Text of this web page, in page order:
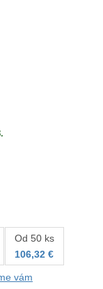
Od 50 ks
106,32 €
vám